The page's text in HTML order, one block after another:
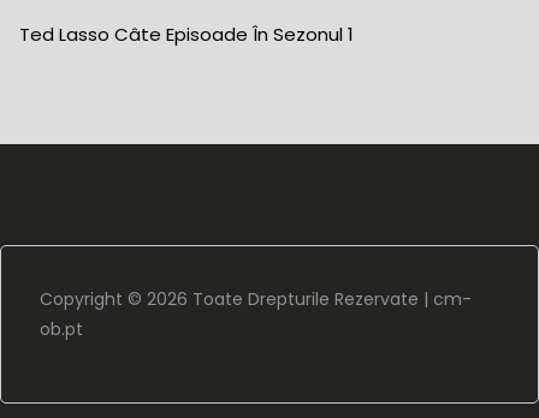
Ted Lasso Câte Episoade În Sezonul 1
Copyright © 2026 Toate Drepturile Rezervate | cm-
ob.pt